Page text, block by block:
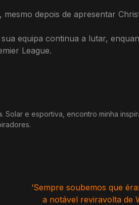
depois de apresentar
equipa continua a lutar,
League.
Solar e esportiva, encontro minha
‘Sempre soubemos que
a notável reviravolta de